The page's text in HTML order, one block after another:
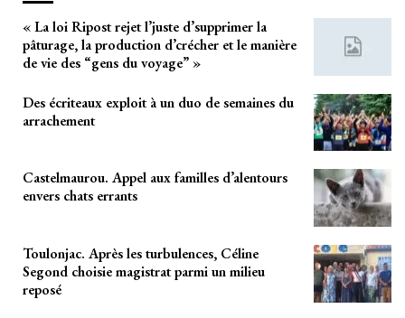
« La loi Ripost rejet l’juste d’supprimer la
pâturage, la production d’crécher et le manière
de vie des “gens du voyage” »
Des écriteaux exploit à un duo de semaines du
arrachement
Castelmaurou. Appel aux familles d’alentours
envers chats errants
Toulonjac. Après les turbulences, Céline
Segond choisie magistrat parmi un milieu
reposé